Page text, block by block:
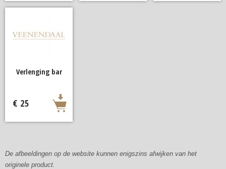
Verlenging bar
€ 25
De afbeeldingen op de website kunnen enigszins afwijken van het
originele product.